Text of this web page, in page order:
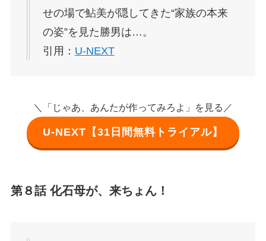
せの場で鮎美が隠してきた“家族の本来
の姿”を見た勝男は…。
引用： U-NEXT
＼「じゃあ、あんたが作ってみろよ」を見る／
U-NEXT【31日間無料トライアル】
第８話 化石母が、来ちょん！